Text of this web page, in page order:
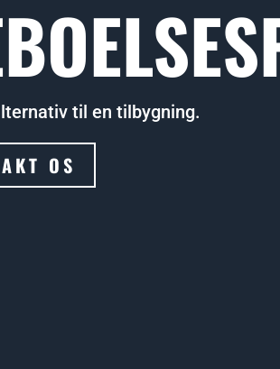
til en tilbygning.
OS